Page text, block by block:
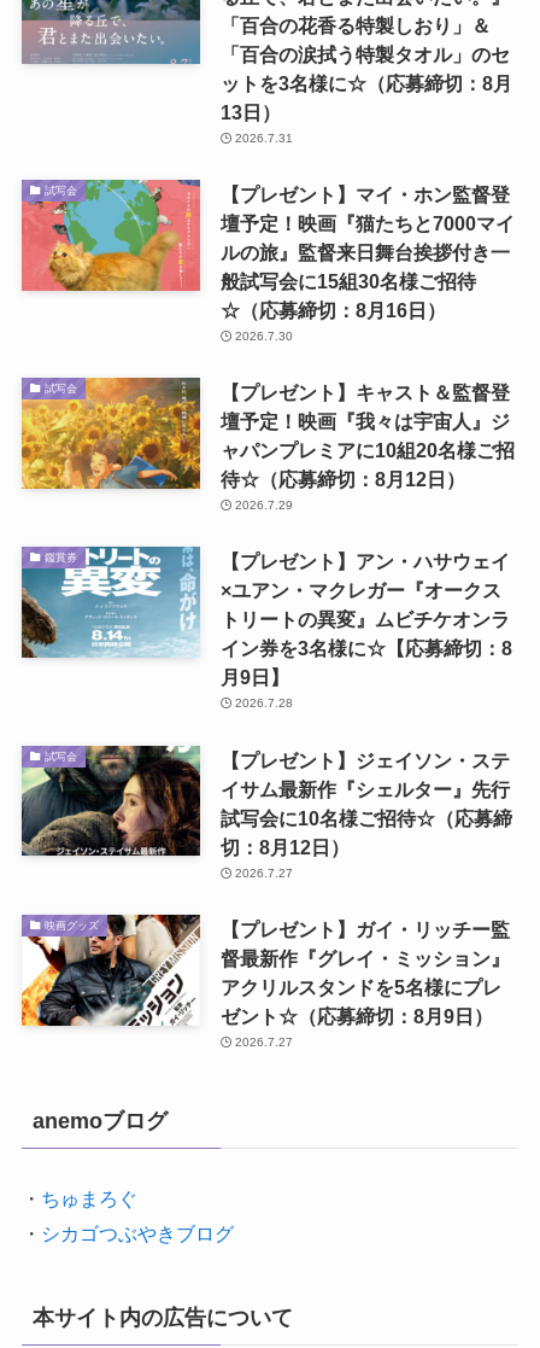
「百合の花香る特製しおり」＆
「百合の涙拭う特製タオル」のセ
ットを3名様に☆（応募締切：8月
13日）
2026.7.31
試写会
【プレゼント】マイ・ホン監督登
壇予定！映画『猫たちと7000マイ
ルの旅』監督来日舞台挨拶付き一
般試写会に15組30名様ご招待
☆（応募締切：8月16日）
2026.7.30
試写会
【プレゼント】キャスト＆監督登
壇予定！映画『我々は宇宙人』ジ
ャパンプレミアに10組20名様ご招
待☆（応募締切：8月12日）
2026.7.29
鑑賞券
【プレゼント】アン・ハサウェイ
×ユアン・マクレガー『オークス
トリートの異変』ムビチケオンラ
イン券を3名様に☆【応募締切：8
月9日】
2026.7.28
試写会
【プレゼント】ジェイソン・ステ
イサム最新作『シェルター』先行
試写会に10名様ご招待☆（応募締
切：8月12日）
2026.7.27
映画グッズ
【プレゼント】ガイ・リッチー監
督最新作『グレイ・ミッション』
アクリルスタンドを5名様にプレ
ゼント☆（応募締切：8月9日）
2026.7.27
anemoブログ
・ ちゅまろぐ
・ シカゴつぶやきブログ
本サイト内の広告について